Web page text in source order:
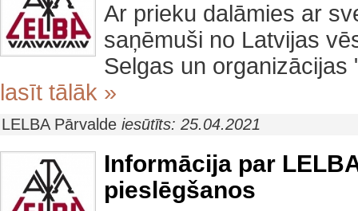
Ar prieku dalāmies ar
saņēmuši no Latvijas
Selgas un organizācijas
lasīt tālāk »
LELBA Pārvalde iesūtīts: 25.04.2021
Informācija par
pieslēgšanos